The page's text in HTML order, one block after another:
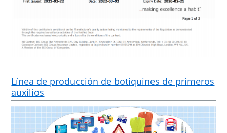
Línea de producción de botiquines de primeros
auxilios